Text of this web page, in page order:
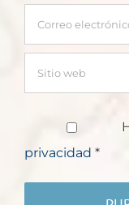
privacidad *